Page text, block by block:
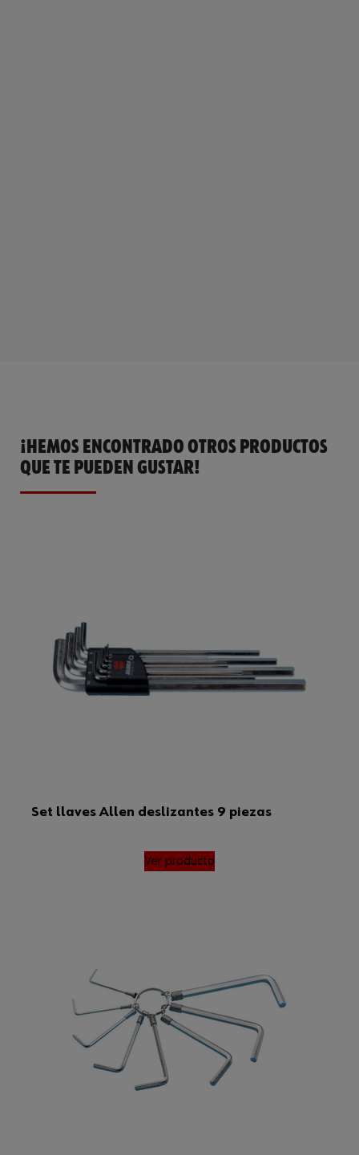
¡HEMOS ENCONTRADO OTROS PRODUCTOS
QUE TE PUEDEN GUSTAR!
Set llaves Allen deslizantes 9 piezas
Ver producto